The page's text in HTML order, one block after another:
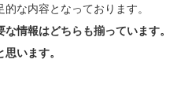
な内容となっております。
情報はどちらも揃っています。
います。